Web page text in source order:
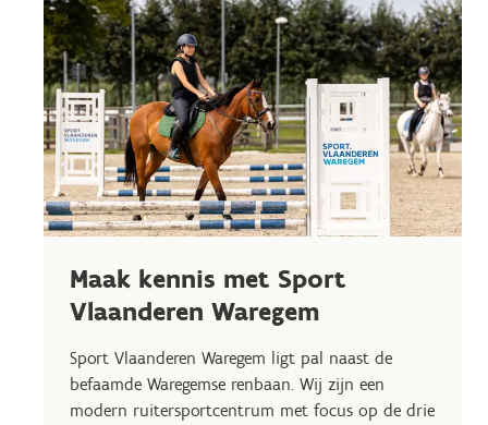
Maak kennis met Sport
Vlaanderen Waregem
Sport Vlaanderen Waregem ligt pal naast de
befaamde Waregemse renbaan. Wij zijn een
modern ruitersportcentrum met focus op de drie